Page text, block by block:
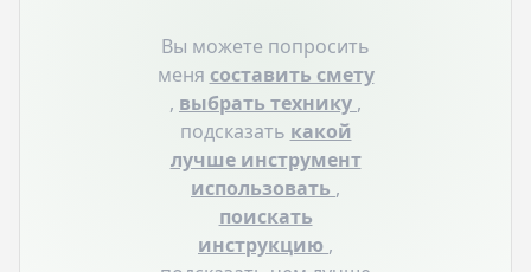
Вы можете попросить
меня составить смету
, выбрать технику ,
подсказать какой
лучше инструмент
использовать ,
поискать
инструкцию ,